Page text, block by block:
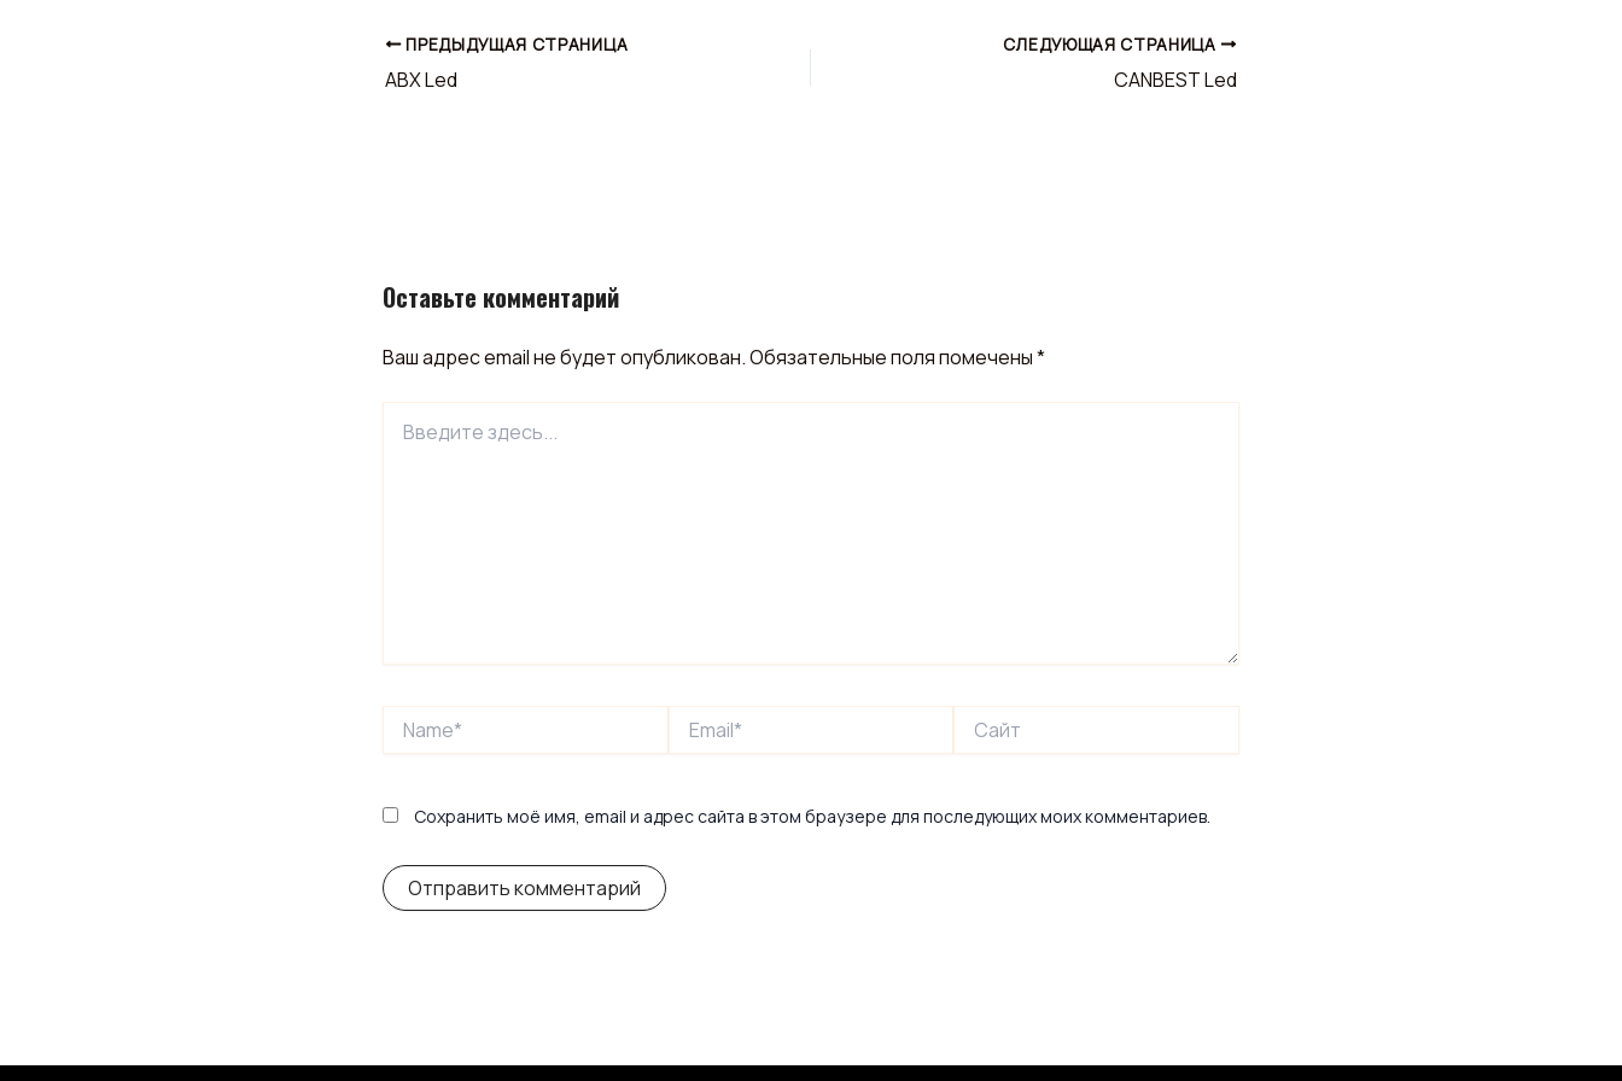
ПРЕДЫДУЩАЯ СТРАНИЦА
ABX Led
СЛЕДУЮЩАЯ СТРАНИЦА
CANBEST Led
Оставьте комментарий
Ваш адрес email не будет опубликован.Обязательные поля помечены*
здесь...
Сохранить моё имя, email и адрес сайта в этом браузере для последующих моих комментариев.